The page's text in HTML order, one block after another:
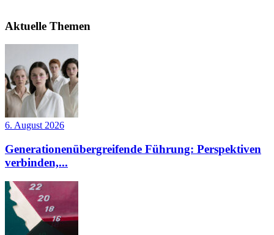
Aktuelle Themen
6. August 2026
Generationenübergreifende Führung: Perspektiven
verbinden,...